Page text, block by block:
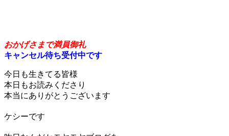
おかげさまで満員御礼
キャンセル待ち受付中です
今日も生きてる皆様
本日もお読みくださり
本当にありがとうございます
ケシーです